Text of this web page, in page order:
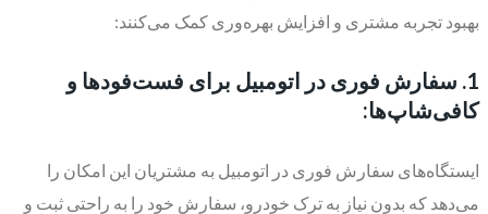
بهبود تجربه مشتری و افزایش بهره‌وری کمک می‌کنند:
1. سفارش فوری در اتومبیل برای فست‌فودها و
کافی‌شاپ‌ها:
ایستگاه‌های سفارش فوری در اتومبیل به مشتریان این امکان را
می‌دهد که بدون نیاز به ترک خودرو، سفارش خود را به راحتی ثبت و